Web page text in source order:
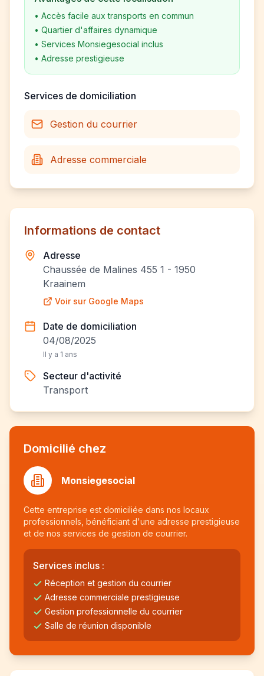
• Accès facile aux transports en commun
• Quartier d'affaires dynamique
• Services Monsiegesocial inclus
• Adresse prestigieuse
Services de domiciliation
Gestion du courrier
Adresse commerciale
Informations de contact
Adresse
Chaussée de Malines 455 1 - 1950
Kraainem
Voir sur Google Maps
Date de domiciliation
04/08/2025
Il y a 1 ans
Secteur d'activité
Transport
Domicilié chez
Monsiegesocial
Cette entreprise est domiciliée dans nos locaux
professionnels, bénéficiant d'une adresse prestigieuse
et de nos services de gestion de courrier.
Services inclus :
Réception et gestion du courrier
Adresse commerciale prestigieuse
Gestion professionnelle du courrier
Salle de réunion disponible